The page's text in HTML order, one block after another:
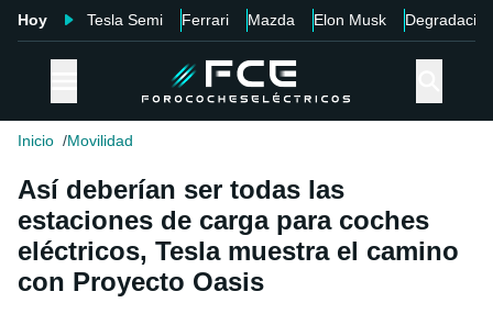
Hoy Tesla Semi Ferrari Mazda Elon Musk Degradación
Inicio Movilidad
Así deberían ser todas las
estaciones de carga para coches
eléctricos, Tesla muestra el camino
con Proyecto Oasis